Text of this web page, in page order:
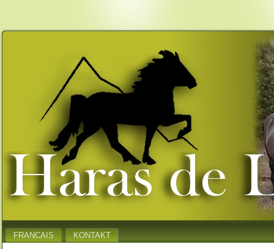
FRANCAIS KONTAKT